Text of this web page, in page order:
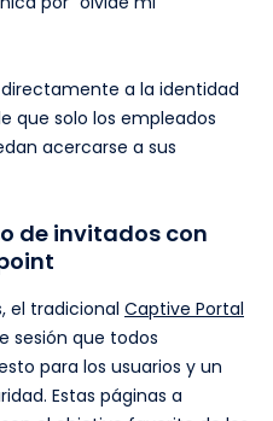
a la identidad
que solo los empleados
acercarse a sus
de invitados con
el tradicional Captive Portal
sesión que todos
para los usuarios y un
Estas páginas a